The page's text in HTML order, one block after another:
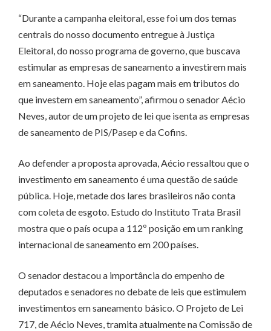
“Durante a campanha eleitoral, esse foi um dos temas
centrais do nosso documento entregue à Justiça
Eleitoral, do nosso programa de governo, que buscava
estimular as empresas de saneamento a investirem mais
em saneamento. Hoje elas pagam mais em tributos do
que investem em saneamento”, afirmou o senador Aécio
Neves, autor de um projeto de lei que isenta as empresas
de saneamento de PIS/Pasep e da Cofins.
Ao defender a proposta aprovada, Aécio ressaltou que o
investimento em saneamento é uma questão de saúde
pública. Hoje, metade dos lares brasileiros não conta
com coleta de esgoto. Estudo do Instituto Trata Brasil
mostra que o país ocupa a 112º posição em um ranking
internacional de saneamento em 200 países.
O senador destacou a importância do empenho de
deputados e senadores no debate de leis que estimulem
investimentos em saneamento básico. O Projeto de Lei
717, de Aécio Neves, tramita atualmente na Comissão de